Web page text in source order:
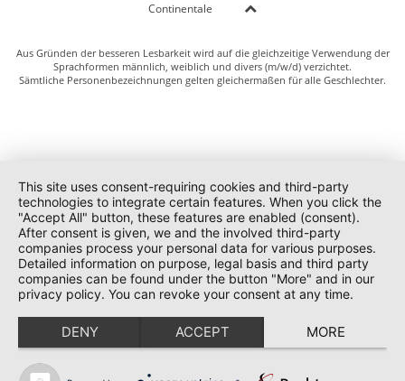
Continentale
Aus Gründen der besseren Lesbarkeit wird auf die gleichzeitige Verwendung der
Sprachformen männlich, weiblich und divers (m/w/d) verzichtet.
Sämtliche Personenbezeichnungen gelten gleichermaßen für alle Geschlechter.
This site uses consent-requiring cookies and third-party
technologies to integrate certain features. When you click the
"Accept All" button, these features are enabled (consent).
After consent is given, we and the involved third-party
companies process your personal data for various purposes.
Detailed information on purpose, legal basis and third party
companies can be found under the button "More" and in our
privacy policy. You can revoke your consent at any time.
DENY ACCEPT MORE